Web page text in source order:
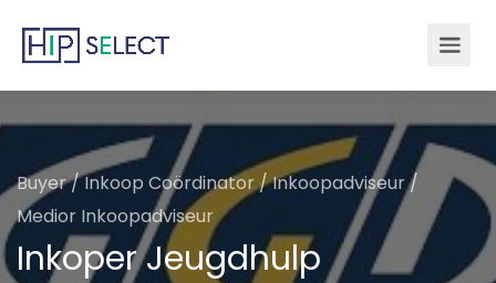
Buyer/Inkoop Coördinator/Inkoopadviseur/
Medior Inkoopadviseur
Inkoper Jeugdhulp